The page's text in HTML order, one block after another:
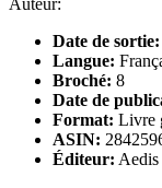
Auteur:
Date de sortie:
Langue:
Broché: 8
Date de
Format: Livre
ASIN:
Éditeur: Aedis